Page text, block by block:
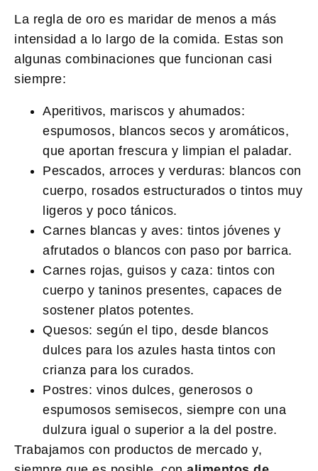
La regla de oro es maridar de menos a más
intensidad a lo largo de la comida. Estas son
algunas combinaciones que funcionan casi
siempre:
Aperitivos, mariscos y ahumados:
espumosos, blancos secos y aromáticos,
que aportan frescura y limpian el paladar.
Pescados, arroces y verduras: blancos con
cuerpo, rosados estructurados o tintos muy
ligeros y poco tánicos.
Carnes blancas y aves: tintos jóvenes y
afrutados o blancos con paso por barrica.
Carnes rojas, guisos y caza: tintos con
cuerpo y taninos presentes, capaces de
sostener platos potentes.
Quesos: según el tipo, desde blancos
dulces para los azules hasta tintos con
crianza para los curados.
Postres: vinos dulces, generosos o
espumosos semisecos, siempre con una
dulzura igual o superior a la del postre.
Trabajamos con productos de mercado y,